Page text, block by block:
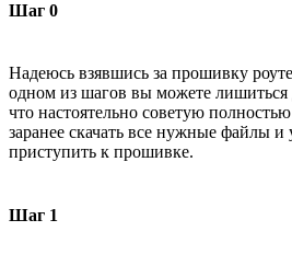
Шаг 0
Надеюсь взявшись за прошивку
одном из шагов вы можете лишиться
что настоятельно советую
заранее скачать все нужные файлы и
приступить к прошивке.
Шаг 1